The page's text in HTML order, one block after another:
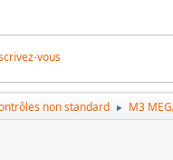
vous
non standard ► M3